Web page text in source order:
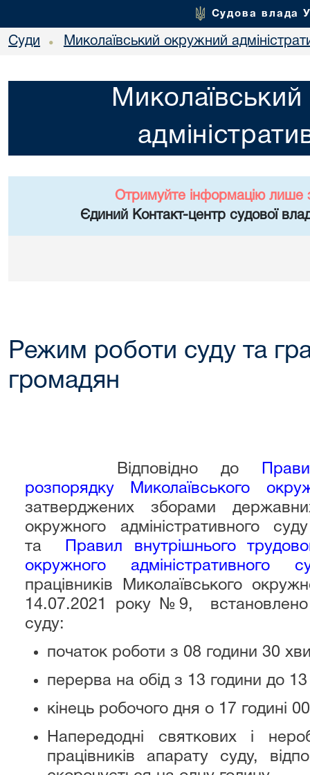
Судова влада
Суди • Миколаївський окружний
Отримуйте інформацію лише
Єдиний Контакт-центр судової
Режим роботи суду та
громадян
Відповідно до
розпорядку Миколаївського
затверджених зборами
окружного адміністративного
та
Правил внутрішнього
окружного адміністративного
працівників Миколаївського
14.07.2021 року №9, встановлено
суду:
початок роботи з 08 години 30
перерва на обід з 13 години до
кінець робочого дня о 17 годині
Напередодні святкових і
працівників апарату суду,